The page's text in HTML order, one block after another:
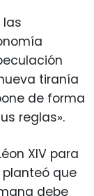
las
tiranía
de forma
reglas».
XIV para
que
debe